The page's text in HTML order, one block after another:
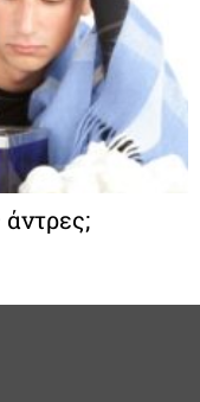
άντρες;